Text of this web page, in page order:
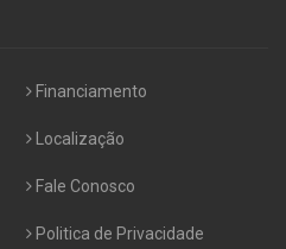
Financiamento
Localização
Fale Conosco
Politica de Privacidade